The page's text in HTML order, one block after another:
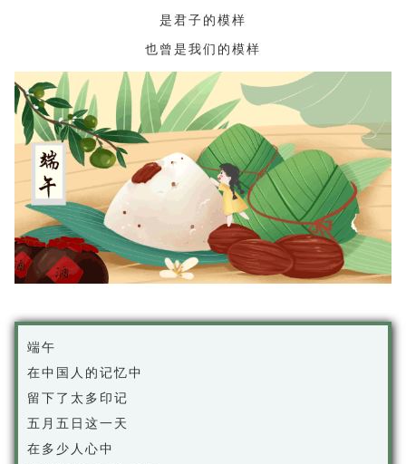
是君子的模样
也曾是我们的模样
端午
在中国人的记忆中
留下了太多印记
五月五日这一天
在多少人心中